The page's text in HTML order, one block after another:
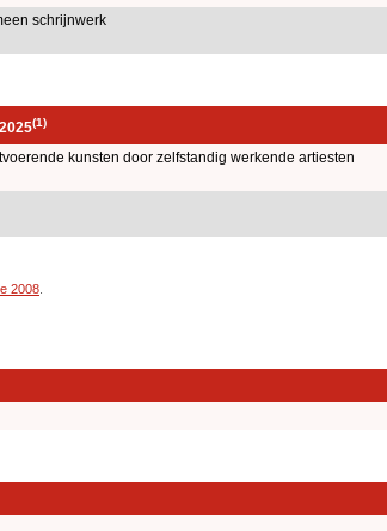
schrijnwerk
(1)
kunsten door zelfstandig werkende artiesten
2008